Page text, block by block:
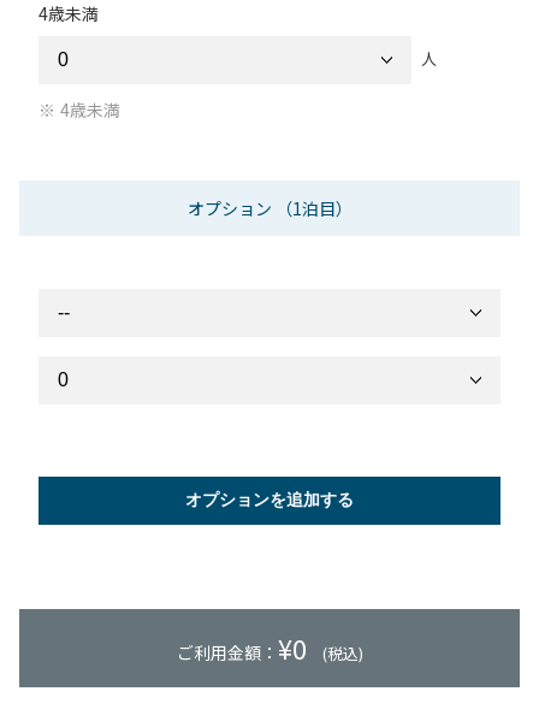
4歳未満
人
4歳未満
オプション （1泊目）
オプションを追加する
ご利用金額： ¥0 (税込)